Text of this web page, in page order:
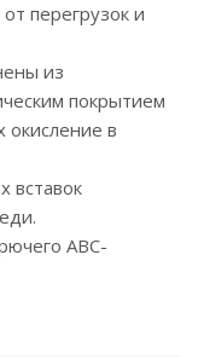
перегрузок и
из
покрытием
окисление в
вставок
АВС-